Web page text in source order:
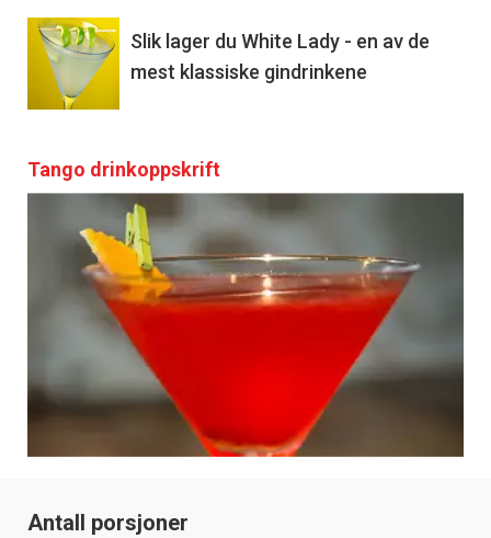
Slik lager du White Lady - en av de
mest klassiske gindrinkene
Tango drinkoppskrift
Antall porsjoner